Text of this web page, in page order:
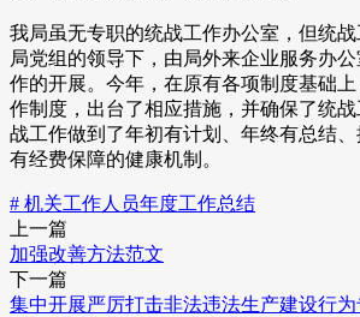
我局虽无专职的统战工作办公室，但统
局党组的领导下，由局外来企业服务办
作的开展。今年，在原有各项制度基础
作制度，出台了相应措施，并确保了统
战工作做到了年初有计划、年终有总结
有经费保障的健康机制。
# 机关工作人员年度工作总结
上一篇
加强改善方法范文
下一篇
集中开展严厉打击非法违法生产建设行